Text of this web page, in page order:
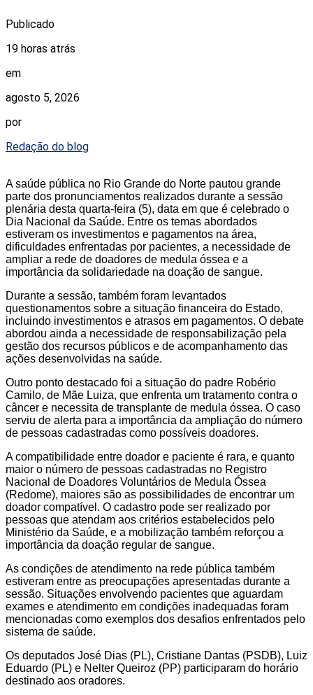
Publicado
19 horas atrás
em
agosto 5, 2026
por
Redação do blog
A saúde pública no Rio Grande do Norte pautou grande
parte dos pronunciamentos realizados durante a sessão
plenária desta quarta-feira (5), data em que é celebrado o
Dia Nacional da Saúde. Entre os temas abordados
estiveram os investimentos e pagamentos na área,
dificuldades enfrentadas por pacientes, a necessidade de
ampliar a rede de doadores de medula óssea e a
importância da solidariedade na doação de sangue.
Durante a sessão, também foram levantados
questionamentos sobre a situação financeira do Estado,
incluindo investimentos e atrasos em pagamentos. O debate
abordou ainda a necessidade de responsabilização pela
gestão dos recursos públicos e de acompanhamento das
ações desenvolvidas na saúde.
Outro ponto destacado foi a situação do padre Robério
Camilo, de Mãe Luiza, que enfrenta um tratamento contra o
câncer e necessita de transplante de medula óssea. O caso
serviu de alerta para a importância da ampliação do número
de pessoas cadastradas como possíveis doadores.
A compatibilidade entre doador e paciente é rara, e quanto
maior o número de pessoas cadastradas no Registro
Nacional de Doadores Voluntários de Medula Óssea
(Redome), maiores são as possibilidades de encontrar um
doador compatível. O cadastro pode ser realizado por
pessoas que atendam aos critérios estabelecidos pelo
Ministério da Saúde, e a mobilização também reforçou a
importância da doação regular de sangue.
As condições de atendimento na rede pública também
estiveram entre as preocupações apresentadas durante a
sessão. Situações envolvendo pacientes que aguardam
exames e atendimento em condições inadequadas foram
mencionadas como exemplos dos desafios enfrentados pelo
sistema de saúde.
Os deputados José Dias (PL), Cristiane Dantas (PSDB), Luiz
Eduardo (PL) e Nelter Queiroz (PP) participaram do horário
destinado aos oradores.